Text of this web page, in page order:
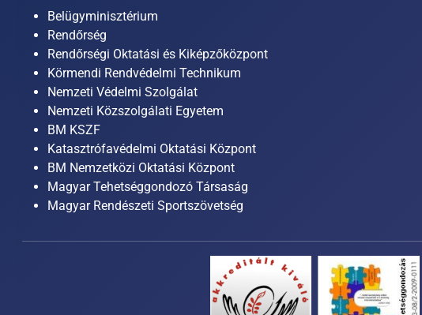
Belügyminisztérium
Rendőrség
Rendőrségi Oktatási és Kiképzőközpont
Körmendi Rendvédelmi Technikum
Nemzeti Védelmi Szolgálat
Nemzeti Közszolgálati Egyetem
BM KSZF
Katasztrófavédelmi Oktatási Központ
BM Nemzetközi Oktatási Központ
Magyar Tehetséggondozó Társaság
Magyar Rendészeti Sportszövetség